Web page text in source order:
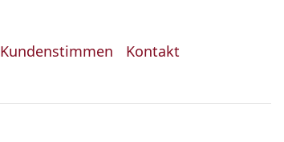
Kundenstimmen Kontakt